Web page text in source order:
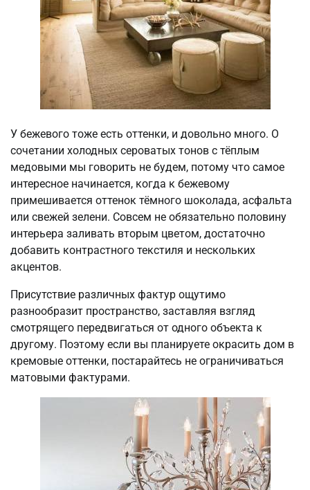
У бежевого тоже есть оттенки, и довольно много. О
сочетании холодных сероватых тонов с тёплым
медовыми мы говорить не будем, потому что самое
интересное начинается, когда к бежевому
примешивается оттенок тёмного шоколада, асфальта
или свежей зелени. Совсем не обязательно половину
интерьера заливать вторым цветом, достаточно
добавить контрастного текстиля и нескольких
акцентов.
Присутствие различных фактур ощутимо
разнообразит пространство, заставляя взгляд
смотрящего передвигаться от одного объекта к
другому. Поэтому если вы планируете окрасить дом в
кремовые оттенки, постарайтесь не ограничиваться
матовыми фактурами.